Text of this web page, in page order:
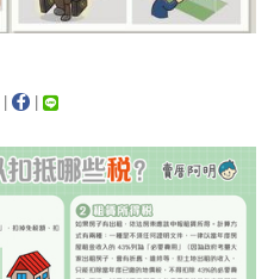
| |